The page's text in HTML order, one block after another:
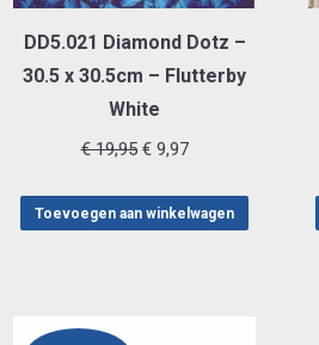
DD5.021 Diamond Dotz –
30.5 x 30.5cm – Flutterby
White
€19,95 Oorspronkelijke
was:
€9,97Huidige
is:
Toevoegen aan winkelwagen